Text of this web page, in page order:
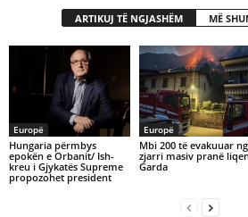
ARTIKUJ TË NGJASHËM MË
Europë
Hungaria përmbys
epokën e Orbanit/ Ish-
kreu i Gjykatës Supreme
propozohet president
Europë
Mbi 200 të evakuuar
zjarri masiv pranë
Garda